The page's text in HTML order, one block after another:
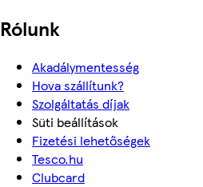
Rólunk
Akadálymentesség
Hova szállítunk?
Szolgáltatás díjak
Süti beállítások
Fizetési lehetőségek
Tesco.hu
Clubcard